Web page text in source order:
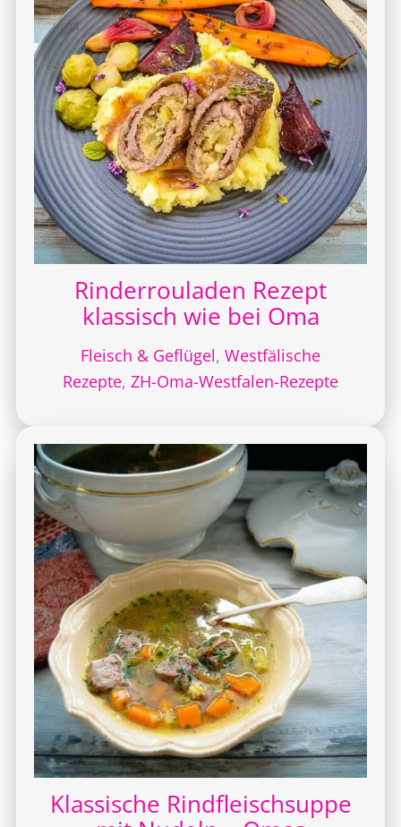
Rinderrouladen Rezept
klassisch wie bei Oma
Fleisch & Geflügel, Westfälische
Rezepte, ZH-Oma-Westfalen-Rezepte
Klassische Rindfleischsuppe